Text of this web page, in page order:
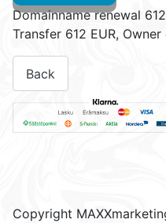
Domainname renewal
Transfer 612 EUR,
Copyright